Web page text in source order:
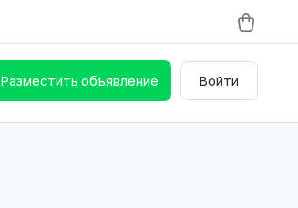
Разместить объявление Войти